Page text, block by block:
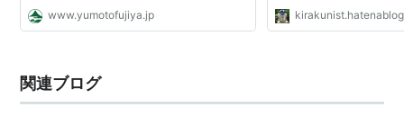
www.yumotofujiya.jp
関連ブログ